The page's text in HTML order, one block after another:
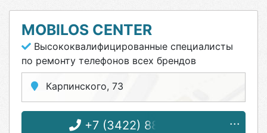
MOBILOS CENTER
Высококвалифицированные специалисты
по ремонту телефонов всех брендов
Карпинского, 73
+7 (3422) 88-05-22